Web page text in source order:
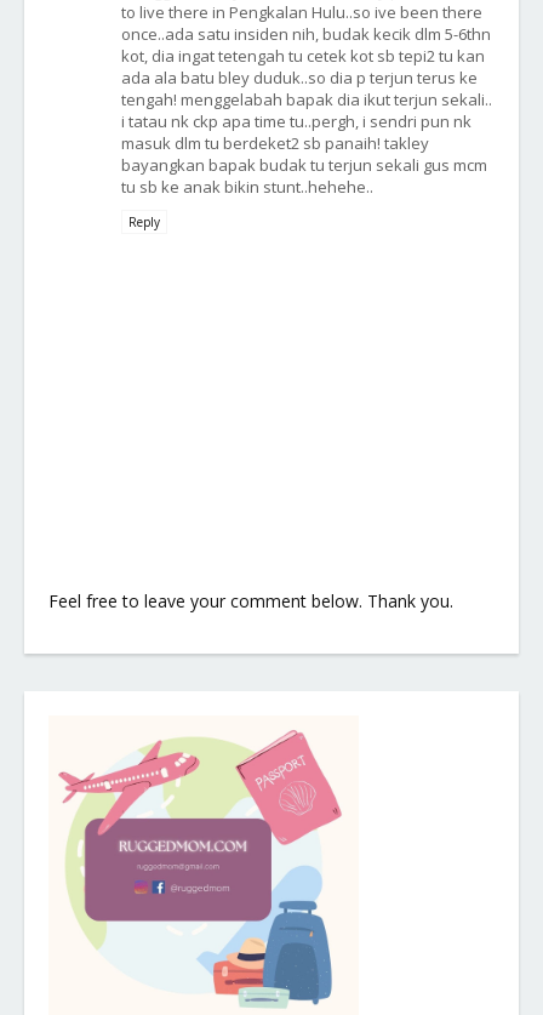
to live there in Pengkalan Hulu..so ive been there
once..ada satu insiden nih, budak kecik dlm 5-6thn
kot, dia ingat tetengah tu cetek kot sb tepi2 tu kan
ada ala batu bley duduk..so dia p terjun terus ke
tengah! menggelabah bapak dia ikut terjun sekali..
i tatau nk ckp apa time tu..pergh, i sendri pun nk
masuk dlm tu berdeket2 sb panaih! takley
bayangkan bapak budak tu terjun sekali gus mcm
tu sb ke anak bikin stunt..hehehe..
Reply
Feel free to leave your comment below. Thank you.